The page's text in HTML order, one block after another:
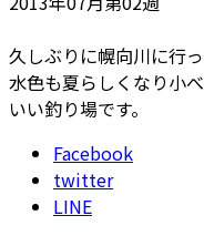
久しぶりに幌向川に行っ
水色も夏らしくなり小
いい釣り場です。
Facebook
twitter
LINE